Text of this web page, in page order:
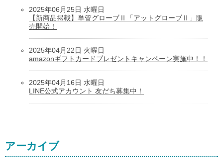
2025年06月25日 水曜日
【新商品掲載】単管グローブⅡ「アットグローブⅡ」販
売開始！
2025年04月22日 火曜日
amazonギフトカードプレゼントキャンペーン実施中！！
2025年04月16日 水曜日
LINE公式アカウント 友だち募集中！
アーカイブ